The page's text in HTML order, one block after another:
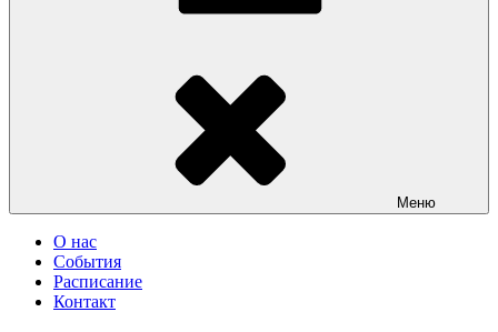
Меню
О нас
События
Расписание
Контакт